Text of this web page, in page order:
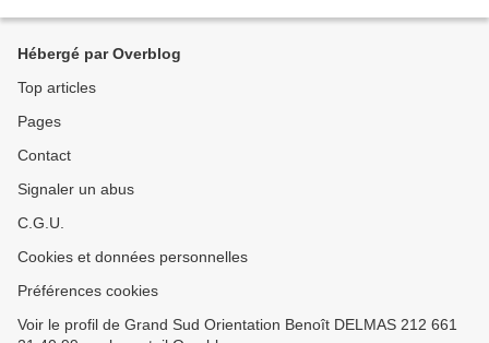
Hébergé par Overblog
Top articles
Pages
Contact
Signaler un abus
C.G.U.
Cookies et données personnelles
Préférences cookies
Voir le profil de Grand Sud Orientation Benoît DELMAS 212 661